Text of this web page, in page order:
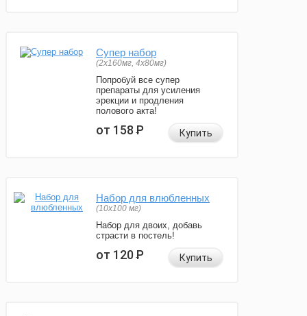
Супер набор
(2х160мг, 4х80мг)
Попробуй все супер
препараты для усиления
эрекции и продления
полового акта!
от 158Р Купить
Набор для влюбленных
(10х100 мг)
Набор для двоих, добавь
страсти в постель!
от 120Р Купить